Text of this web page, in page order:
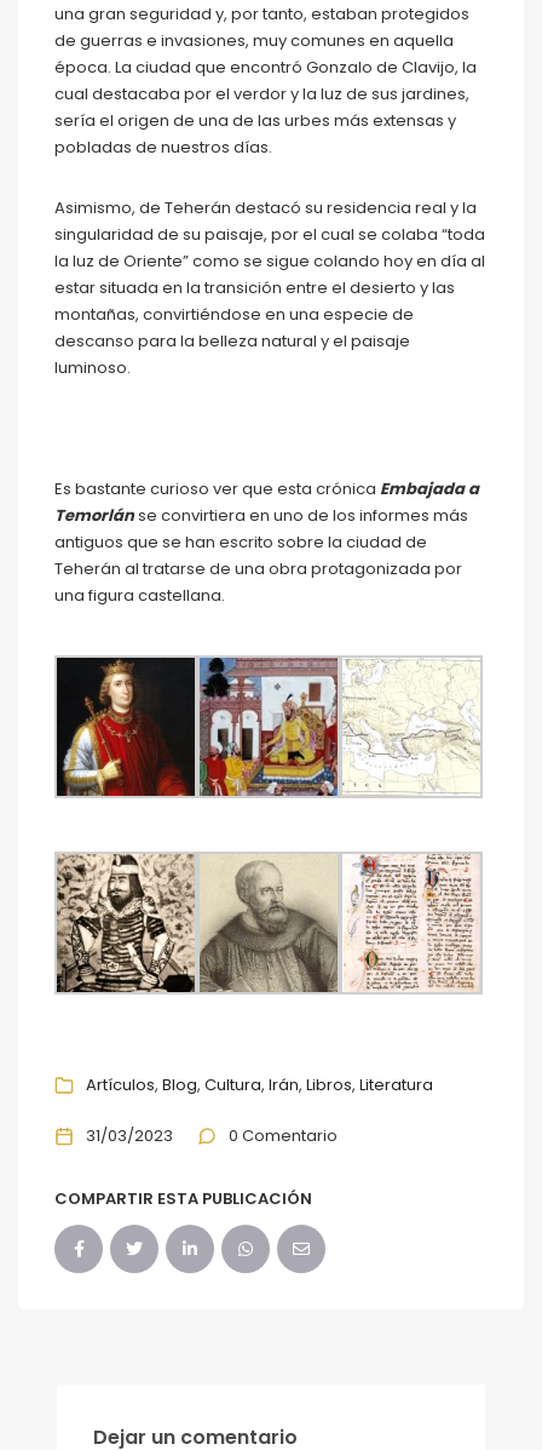
una gran seguridad y, por tanto, estaban protegidos
de guerras e invasiones, muy comunes en aquella
época. La ciudad que encontró Gonzalo de Clavijo, la
cual destacaba por el verdor y la luz de sus jardines,
sería el origen de una de las urbes más extensas y
pobladas de nuestros días.
Asimismo, de Teherán destacó su residencia real y la
singularidad de su paisaje, por el cual se colaba “toda
la luz de Oriente” como se sigue colando hoy en día al
estar situada en la transición entre el desierto y las
montañas, convirtiéndose en una especie de
descanso para la belleza natural y el paisaje
luminoso.
Es bastante curioso ver que esta crónica Embajada a
Temorlánse convirtiera en uno de los informes más
antiguos que se han escrito sobre la ciudad de
Teherán al tratarse de una obra protagonizada por
una figura castellana.
Artículos Blog Cultura Irán Libros Literatura
31/03/2023 0 Comentario
COMPARTIR ESTA PUBLICACIÓN
Dejar un comentario